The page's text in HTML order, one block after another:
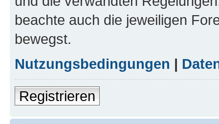
beachte auch die jeweiligen
bewegst.
Nutzungsbedingungen |
Registrieren